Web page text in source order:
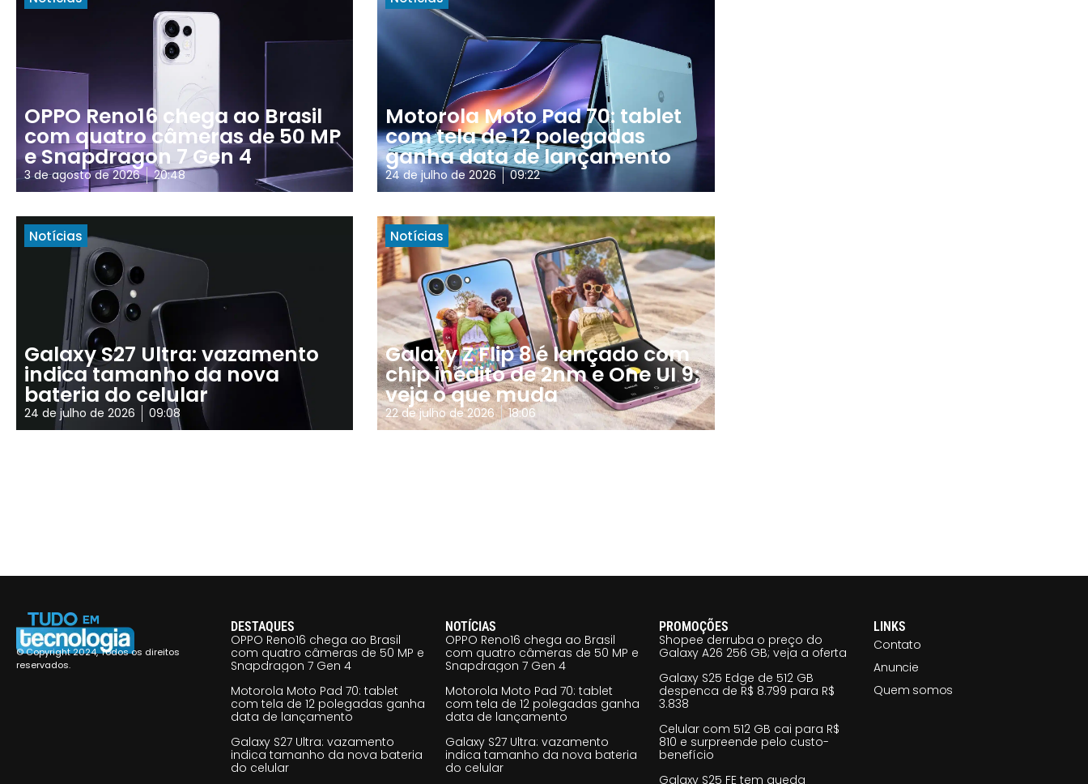
OPPO Reno16 chega ao Brasil
com quatro câmeras de 50 MP
e Snapdragon 7 Gen 4
3 de agosto de 2026 20:48
Motorola Moto Pad 70: tablet
com tela de 12 polegadas
ganha data de lançamento
24 de julho de 2026 09:22
Notícias
Galaxy S27 Ultra: vazamento
indica tamanho da nova
bateria do celular
24 de julho de 2026 09:08
Notícias
Galaxy Z Flip 8 é lançado com
chip inédito de 2nm e One UI 9;
veja o que muda
22 de julho de 2026 18:06
© Copyright 2024, Todos os direitos
reservados.
DESTAQUES
OPPO Reno16 chega ao Brasil
com quatro câmeras de 50 MP e
Snapdragon 7 Gen 4
Motorola Moto Pad 70: tablet
com tela de 12 polegadas ganha
data de lançamento
Galaxy S27 Ultra: vazamento
indica tamanho da nova bateria
do celular
NOTÍCIAS
OPPO Reno16 chega ao Brasil
com quatro câmeras de 50 MP e
Snapdragon 7 Gen 4
Motorola Moto Pad 70: tablet
com tela de 12 polegadas ganha
data de lançamento
Galaxy S27 Ultra: vazamento
indica tamanho da nova bateria
do celular
PROMOÇÕES
Shopee derruba o preço do
Galaxy A26 256 GB; veja a oferta
Galaxy S25 Edge de 512 GB
despenca de R$ 8.799 para R$
3.838
Celular com 512 GB cai para R$
810 e surpreende pelo custo-
benefício
Galaxy S25 FE tem queda
LINKS
Contato
Anuncie
Quem somos